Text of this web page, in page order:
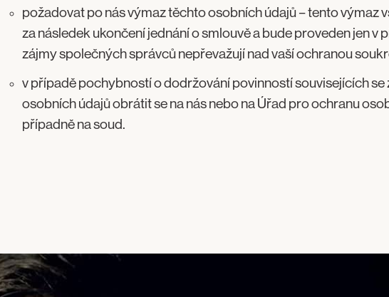
požadovat po nás výmaz těchto osobních údajů – tento výmaz
za následek ukončení jednání o smlouvě a bude proveden jen v
zájmy společných správců nepřevažují nad vaší ochranou
v případě pochybností o dodržování povinností souvisejících se
osobních údajů obrátit se na nás nebo na Úřad pro ochranu
případně na soud.